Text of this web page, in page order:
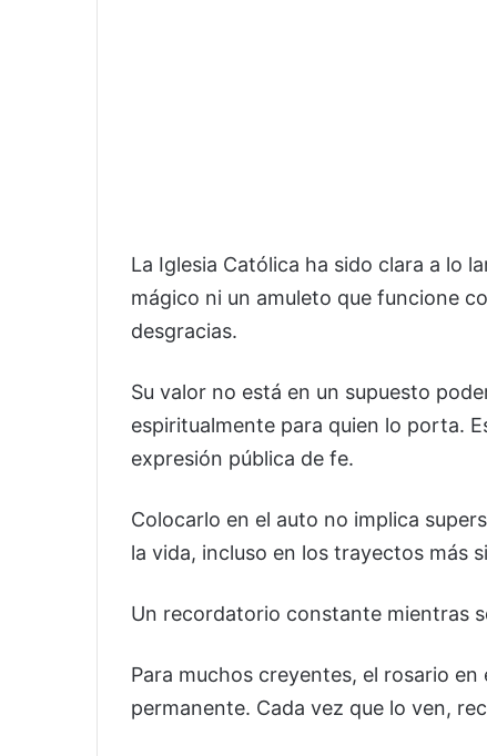
La Iglesia Católica ha sido clara a lo
mágico ni un amuleto que funcione
desgracias.
Su valor no está en un supuesto
espiritualmente para quien lo porta.
expresión pública de fe.
Colocarlo en el auto no implica
la vida, incluso en los trayectos más
Un recordatorio constante mientras
Para muchos creyentes, el rosario
permanente. Cada vez que lo ven,